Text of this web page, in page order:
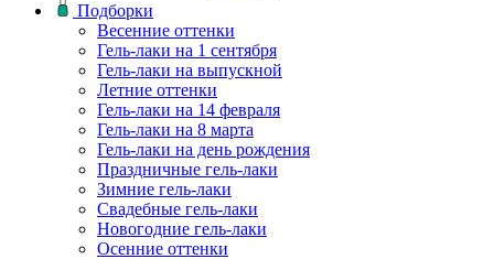
Подборки
Весенние оттенки
Гель-лаки на 1 сентября
Гель-лаки на выпускной
Летние оттенки
Гель-лаки на 14 февраля
Гель-лаки на 8 марта
Гель-лаки на день рождения
Праздничные гель-лаки
Зимние гель-лаки
Свадебные гель-лаки
Новогодние гель-лаки
Осенние оттенки